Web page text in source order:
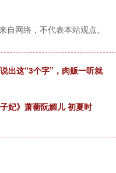
自网络，不代表本站观点。
出这“3个字”，肉贩一听就
妃》萧蘅阮媚儿 初夏时